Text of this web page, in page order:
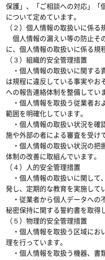
保護」、「ご相談への対応」「
について定めています。
（２）個人情報の取扱いに係る
個人情報の漏えい等の防止そ
に、個人情報の取扱いに係る規
（３）組織的安全管理措置
・個人情報の取扱いに関する
は規程に違反している事実やお
への報告連絡体制を整備してい
・個人情報を取扱う従業者お
範囲を明確化しています。
・個人情報の取扱い状況を確
施や外部の者による審査を受け
・個人情報の取扱い状況の把
体制の改善に取組んでいます。
（４）人的安全管理措置
・個人情報の取扱いに関して
発し、定期的な教育を実施して
・従業者から個人データへの
秘密保持に関する誓約書を取得
（５）物理的安全管理措置
・個人情報を取扱う区域にお
理を行っています。
・個人情報を取扱う機器、書